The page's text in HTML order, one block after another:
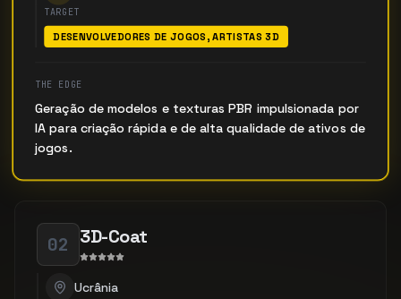
TARGET
DESENVOLVEDORES DE JOGOS, ARTISTAS 3D
THE EDGE
Geração de modelos e texturas PBR impulsionada por
IA para criação rápida e de alta qualidade de ativos de
jogos.
02 3D-Coat
Ucrânia